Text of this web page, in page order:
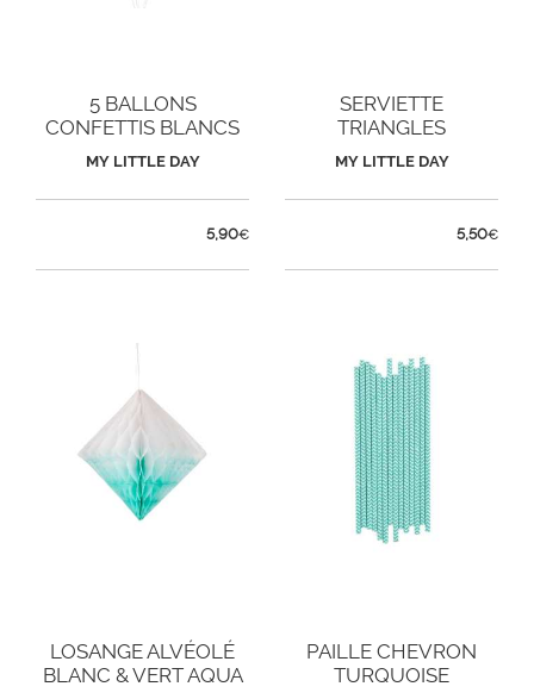
5 BALLONS
CONFETTIS BLANCS
MY LITTLE DAY
5,90€
SERVIETTE
TRIANGLES
ARGENTÉS
MY LITTLE DAY
5,50€
LOSANGE ALVÉOLÉ
BLANC & VERT AQUA
PAILLE CHEVRON
TURQUOISE